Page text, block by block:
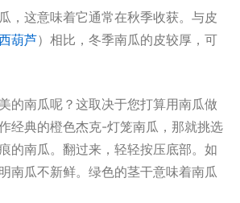
，这意味着它通常在秋季收获。与皮
葫芦）相比，冬季南瓜的皮较厚，可
的南瓜呢？这取决于您打算用南瓜做
经典的橙色杰克-灯笼南瓜，那就挑选
的南瓜。翻过来，轻轻按压底部。如
南瓜不新鲜。绿色的茎干意味着南瓜